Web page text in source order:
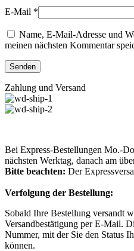
E-Mail *
Name, E-Mail-Adresse und
meinen nächsten Kommentar
Zahlung und Versand
Bei Express-Bestellungen Mo.-
nächsten Werktag, danach am
Bitte beachten: Der
Verfolgung der Bestellung:
Sobald Ihre Bestellung versandt
Versandbestätigung per E-Mail.
Nummer, mit der Sie den Status
können.